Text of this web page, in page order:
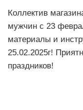
Коллектив
мужчин с 23
материалы и
25.02.2025г!
праздников!